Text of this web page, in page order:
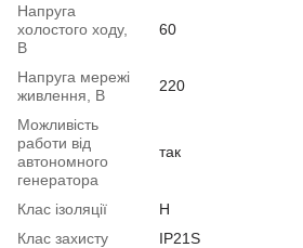
Напруга
холостого ходу,
В
60
Напруга мережі
живлення, В
220
Можливість
работи від
автономного
генератора
так
Клас ізоляції
Н
Клас захисту
IP21S